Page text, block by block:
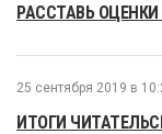
РАССТАВЬ
25 сентября 2019 в
ИТОГИ